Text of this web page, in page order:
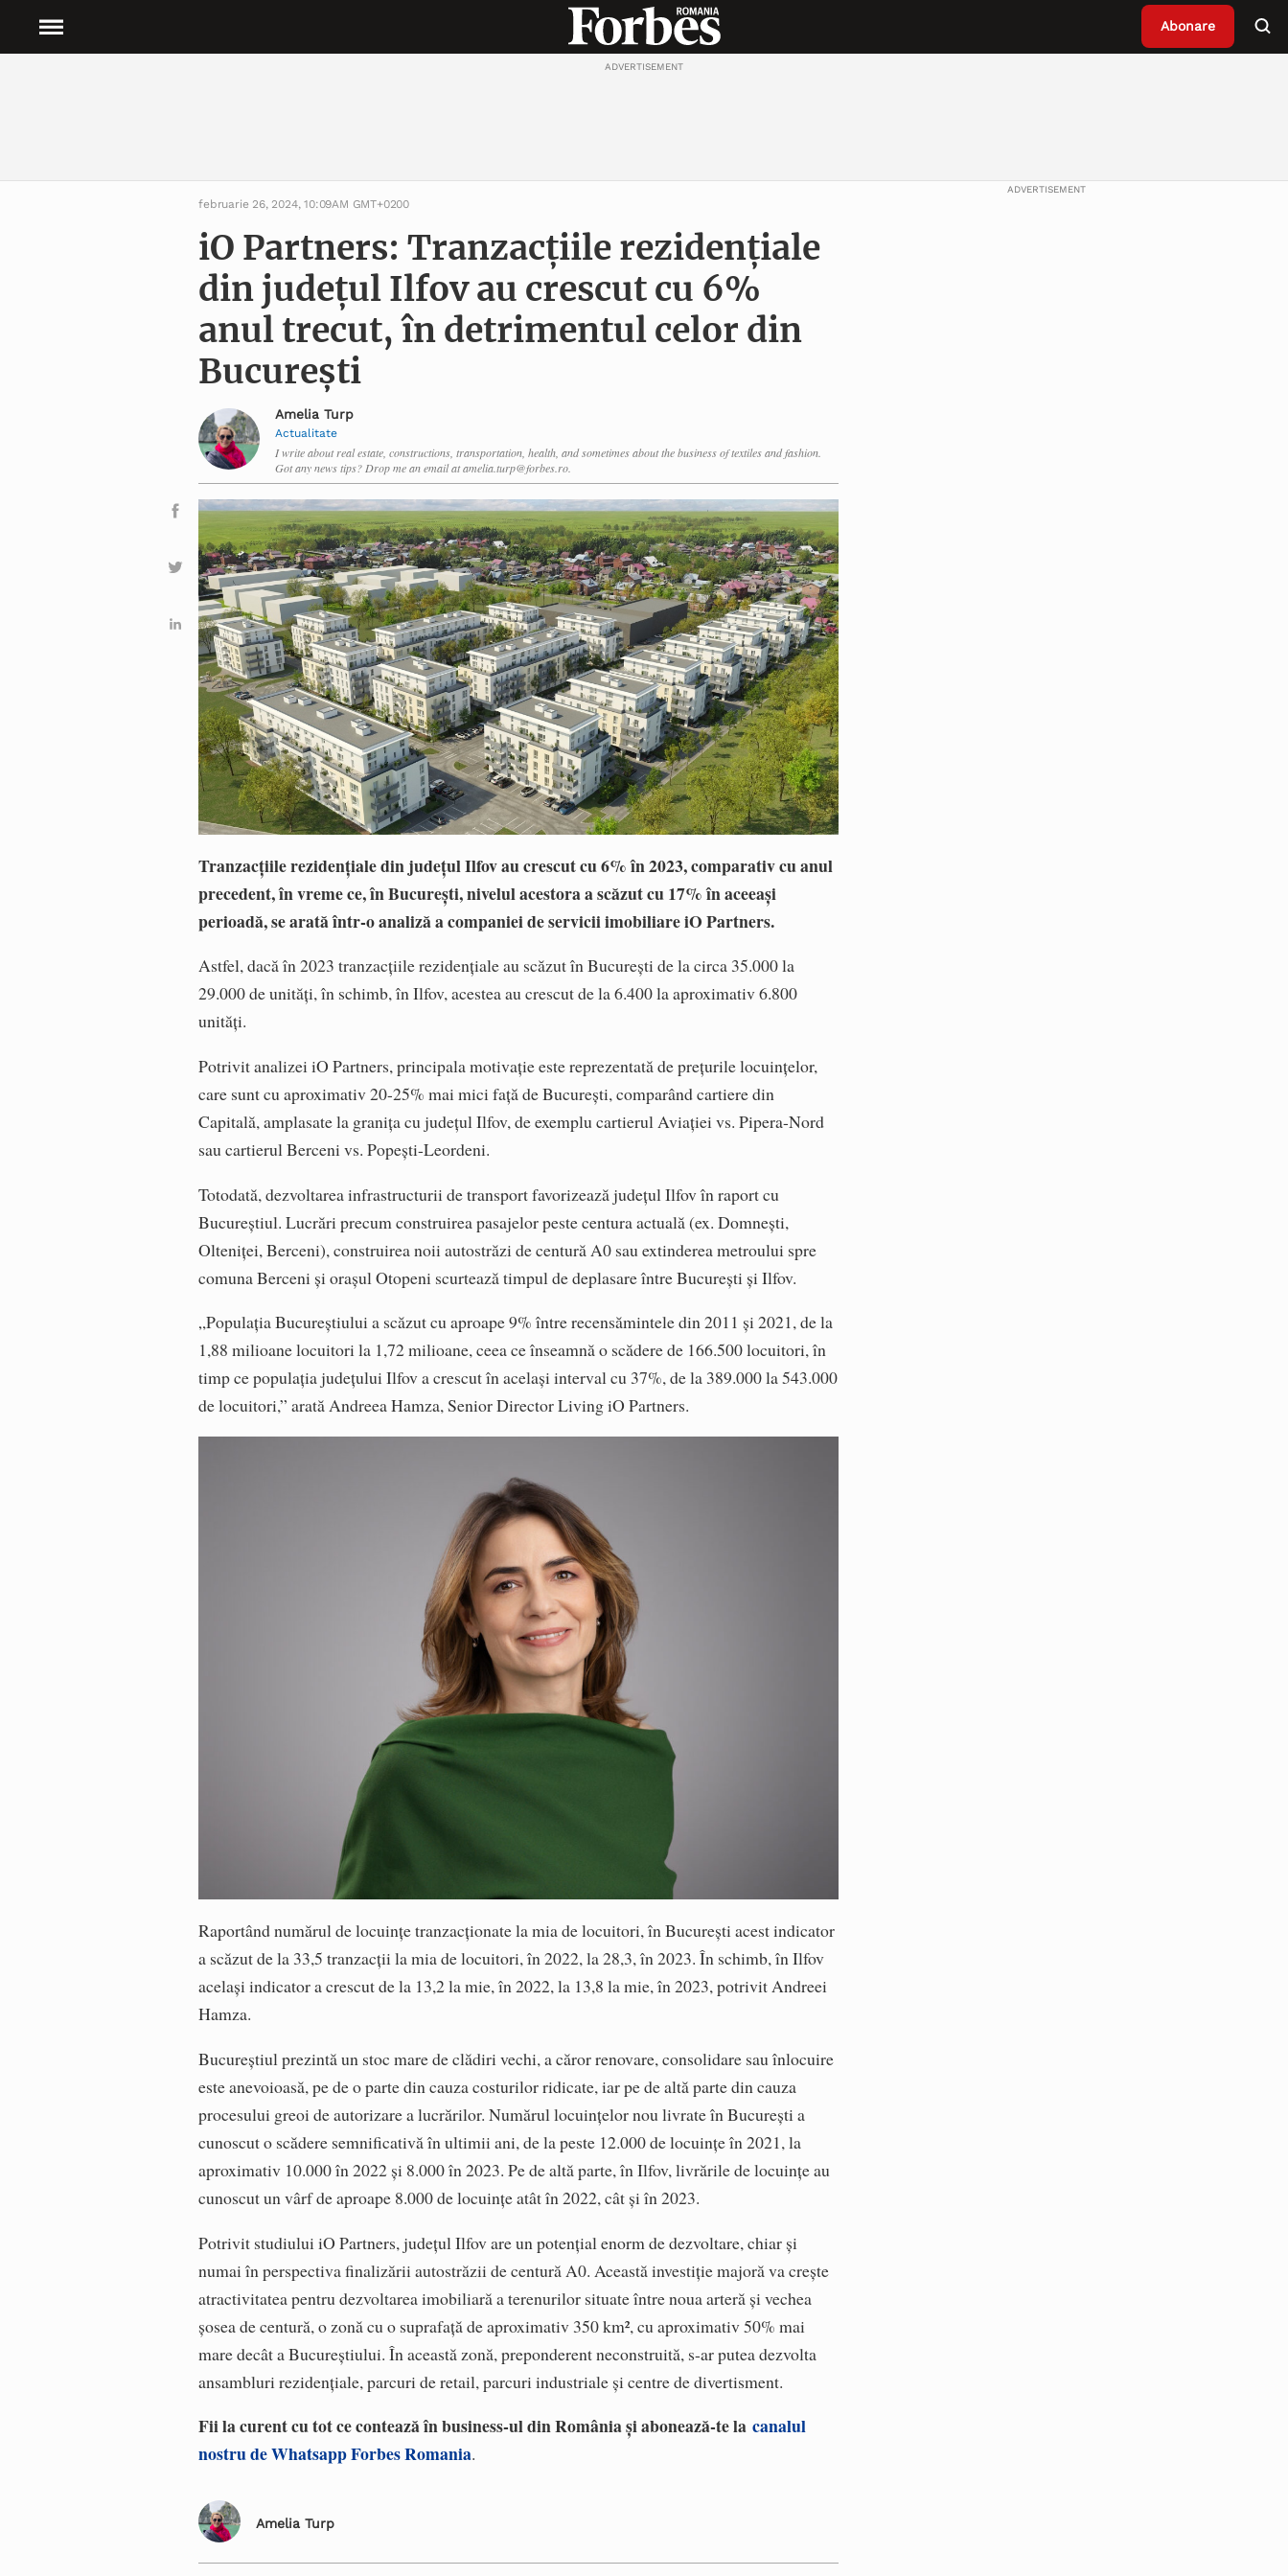
Abonare
ADVERTISEMENT
februarie 26, 2024, 10:09AM GMT+0200
iO Partners: Tranzacțiile rezidențiale
din județul Ilfov au crescut cu 6%
anul trecut, în detrimentul celor din
București
Amelia Turp
Actualitate
I write about real estate, constructions, transportation, health, and sometimes about the business of textiles and fashion.
Got any news tips? Drop me an email at amelia.turp@forbes.ro.
Tranzacțiile rezidențiale din județul Ilfov au crescut cu 6% în 2023, comparativ cu anul
precedent, în vreme ce, în București, nivelul acestora a scăzut cu 17% în aceeași
perioadă, se arată într-o analiză a companiei de servicii imobiliare iO Partners.
Astfel, dacă în 2023 tranzacțiile rezidențiale au scăzut în București de la circa 35.000 la
29.000 de unități, în schimb, în Ilfov, acestea au crescut de la 6.400 la aproximativ 6.800
unități.
Potrivit analizei iO Partners, principala motivație este reprezentată de prețurile locuințelor,
care sunt cu aproximativ 20-25% mai mici față de București, comparând cartiere din
Capitală, amplasate la granița cu județul Ilfov, de exemplu cartierul Aviației vs. Pipera-Nord
sau cartierul Berceni vs. Popești-Leordeni.
Totodată, dezvoltarea infrastructurii de transport favorizează județul Ilfov în raport cu
Bucureștiul. Lucrări precum construirea pasajelor peste centura actuală (ex. Domnești,
Olteniței, Berceni), construirea noii autostrăzi de centură A0 sau extinderea metroului spre
comuna Berceni și orașul Otopeni scurtează timpul de deplasare între București și Ilfov.
„Populația Bucureștiului a scăzut cu aproape 9% între recensămintele din 2011 și 2021, de la
1,88 milioane locuitori la 1,72 milioane, ceea ce înseamnă o scădere de 166.500 locuitori, în
timp ce populația județului Ilfov a crescut în același interval cu 37%, de la 389.000 la 543.000
de locuitori,” arată Andreea Hamza, Senior Director Living iO Partners.
Raportând numărul de locuințe tranzacționate la mia de locuitori, în București acest indicator
a scăzut de la 33,5 tranzacții la mia de locuitori, în 2022, la 28,3, în 2023. În schimb, în Ilfov
același indicator a crescut de la 13,2 la mie, în 2022, la 13,8 la mie, în 2023, potrivit Andreei
Hamza.
Bucureștiul prezintă un stoc mare de clădiri vechi, a căror renovare, consolidare sau înlocuire
este anevoioasă, pe de o parte din cauza costurilor ridicate, iar pe de altă parte din cauza
procesului greoi de autorizare a lucrărilor. Numărul locuințelor nou livrate în București a
cunoscut o scădere semnificativă în ultimii ani, de la peste 12.000 de locuințe în 2021, la
aproximativ 10.000 în 2022 și 8.000 în 2023. Pe de altă parte, în Ilfov, livrările de locuințe au
cunoscut un vârf de aproape 8.000 de locuințe atât în 2022, cât și în 2023.
Potrivit studiului iO Partners, județul Ilfov are un potențial enorm de dezvoltare, chiar și
numai în perspectiva finalizării autostrăzii de centură A0. Această investiție majoră va crește
atractivitatea pentru dezvoltarea imobiliară a terenurilor situate între noua arteră și vechea
șosea de centură, o zonă cu o suprafață de aproximativ 350 km², cu aproximativ 50% mai
mare decât a Bucureștiului. În această zonă, preponderent neconstruită, s-ar putea dezvolta
ansambluri rezidențiale, parcuri de retail, parcuri industriale și centre de divertisment.
Fii la curent cu tot ce contează în business-ul din România și abonează-te lacanalul
nostru de Whatsapp Forbes Romania.
Amelia Turp